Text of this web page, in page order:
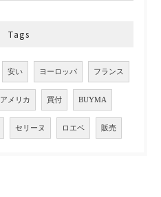
Tags
安い ヨーロッパ フランス
アメリカ 買付 BUYMA
セリーヌ ロエベ 販売